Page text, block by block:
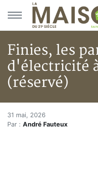
Aller au menu principal
Aller au contenu principal
Finies, les
d'électricité
(réservé)
Accueil
Articles
Finies, les pannes
Finies, les
31 mai, 2026
Par : André Fauteux